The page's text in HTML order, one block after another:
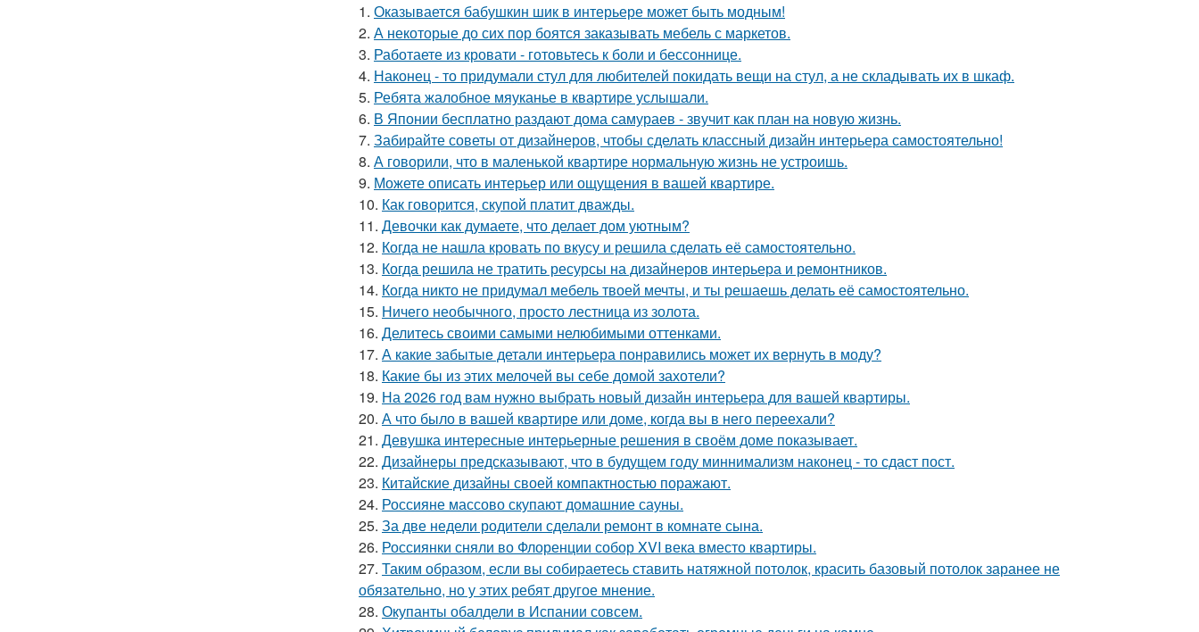
1. Оказывается бабушкин шик в интерьере может быть модным!
2. А некоторые до сих пор боятся заказывать мебель с маркетов.
3. Работаете из кровати - готовьтесь к боли и бессоннице.
4. Наконец - то придумали стул для любителей покидать вещи на стул, а не складывать их в шкаф.
5. Ребята жалобное мяуканье в квартире услышали.
6. В Японии бесплатно раздают дома самураев - звучит как план на новую жизнь.
7. Забирайте советы от дизайнеров, чтобы сделать классный дизайн интерьера самостоятельно!
8. А говорили, что в маленькой квартире нормальную жизнь не устроишь.
9. Можете описать интерьер или ощущения в вашей квартире.
10. Как говорится, скупой платит дважды.
11. Девочки как думаете, что делает дом уютным?
12. Когда не нашла кровать по вкусу и решила сделать её самостоятельно.
13. Когда решила не тратить ресурсы на дизайнеров интерьера и ремонтников.
14. Когда никто не придумал мебель твоей мечты, и ты решаешь делать её самостоятельно.
15. Ничего необычного, просто лестница из золота.
16. Делитесь своими самыми нелюбимыми оттенками.
17. А какие забытые детали интерьера понравились может их вернуть в моду?
18. Какие бы из этих мелочей вы себе домой захотели?
19. На 2026 год вам нужно выбрать новый дизайн интерьера для вашей квартиры.
20. А что было в вашей квартире или доме, когда вы в него переехали?
21. Девушка интересные интерьерные решения в своём доме показывает.
22. Дизайнеры предсказывают, что в будущем году миннимализм наконец - то сдаст пост.
23. Китайские дизайны своей компактностью поражают.
24. Россияне массово скупают домашние сауны.
25. За две недели родители сделали ремонт в комнате сына.
26. Россиянки сняли во Флоренции собор XVI века вместо квартиры.
27. Таким образом, если вы собираетесь ставить натяжной потолок, красить базовый потолок заранее не
обязательно, но у этих ребят другое мнение.
28. Окупанты обалдели в Испании совсем.